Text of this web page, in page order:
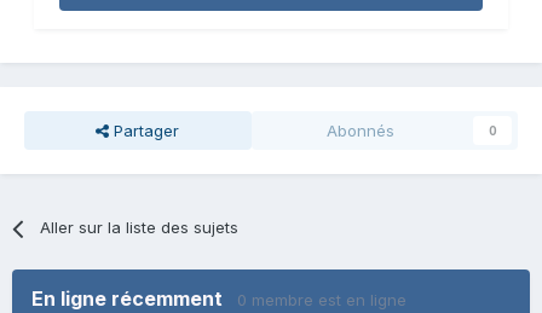
Partager Abonnés 0
Aller sur la liste des sujets
En ligne récemment 0 membre est en ligne